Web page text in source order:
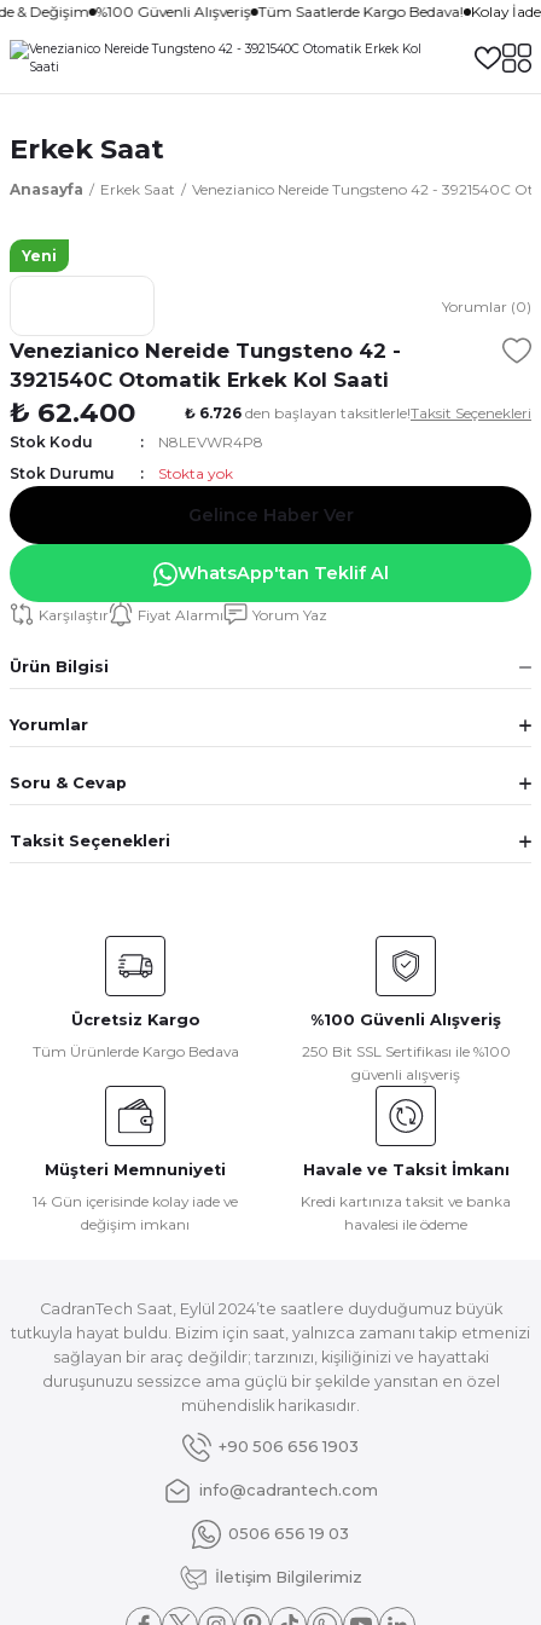
& Değişim %100 Güvenli Alışveriş Tüm Saatlerde Kargo Bedava! Kolay
Erkek Saat
Anasayfa Erkek Saat Venezianico Nereide Tungsteno 42 - 3921540C
Yeni
Yorumlar (0)
Venezianico Nereide Tungsteno 42 -
3921540C Otomatik Erkek Kol Saati
₺ 62.400 ₺ 6.726 den başlayan taksitlerle!Taksit Seçenekleri
Stok Kodu
N8LEVWR4P8
Stok Durumu
Stokta yok
Gelince Haber Ver
WhatsApp'tan Teklif Al
Karşılaştır Fiyat Alarmı Yorum Yaz
Ürün Bilgisi
Yorumlar
Soru & Cevap
Taksit Seçenekleri
Ücretsiz Kargo
Tüm Ürünlerde Kargo Bedava
%100 Güvenli Alışveriş
250 Bit SSL Sertifikası ile %100
güvenli alışveriş
Müşteri Memnuniyeti
14 Gün içerisinde kolay iade ve
değişim imkanı
Havale ve Taksit İmkanı
Kredi kartınıza taksit ve banka
havalesi ile ödeme
CadranTech Saat, Eylül 2024’te saatlere duyduğumuz büyük
tutkuyla hayat buldu. Bizim için saat, yalnızca zamanı takip etmenizi
sağlayan bir araç değildir; tarzınızı, kişiliğinizi ve hayattaki
duruşunuzu sessizce ama güçlü bir şekilde yansıtan en özel
mühendislik harikasıdır.
+90 506 656 1903
info@cadrantech.com
0506 656 19 03
İletişim Bilgilerimiz